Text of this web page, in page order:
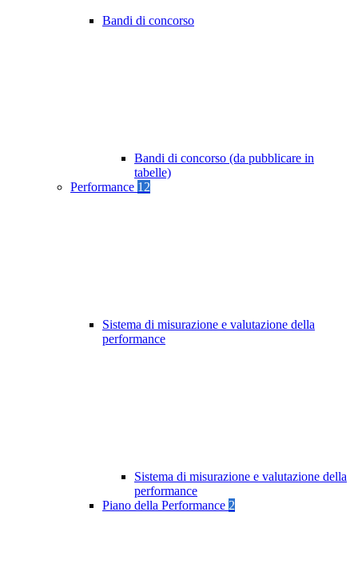
Bandi di concorso
Bandi di concorso (da pubblicare in
tabelle)
Performance 12
Sistema di misurazione e valutazione della
performance
Sistema di misurazione e valutazione della
performance
Piano della Performance 2